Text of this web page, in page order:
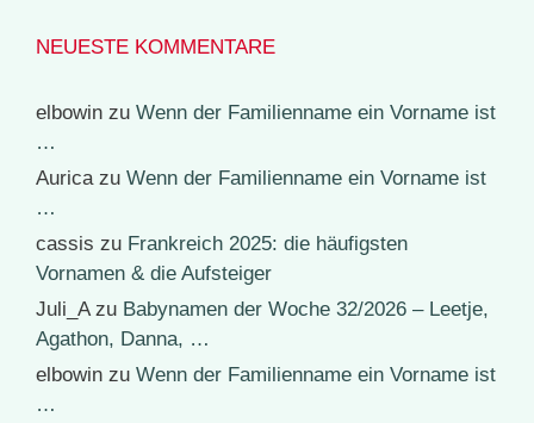
NEUESTE KOMMENTARE
elbowin zu Wenn der Familienname ein Vorname ist
…
Auricazu Wenn der Familienname ein Vorname ist
…
cassis zu Frankreich 2025: die häufigsten
Vornamen & die Aufsteiger
Juli_Azu Babynamen der Woche 32/2026 – Leetje,
Agathon, Danna, …
elbowin zu Wenn der Familienname ein Vorname ist
…